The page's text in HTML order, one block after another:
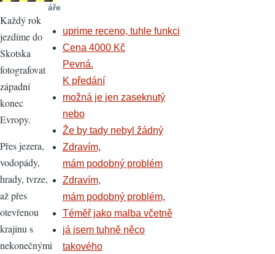
Každý rok
jezdíme do
Skotska
fotografovat
západní
konec
Evropy.
Přes jezera,
vodopády,
hrady, tvrze,
až přes
otevřenou
krajinu s
nekonečnými
áře
uprime receno, tuhle funkci
Cena 4000 Kč
Pevná.
K předání
možná je jen zaseknutý
nebo
Že by tady nebyl žádný
Zdravím,
mám podobný problém
Zdravím,
mám podobný problém,
Téměř jako malba včetně
já jsem tuhně něco
takového